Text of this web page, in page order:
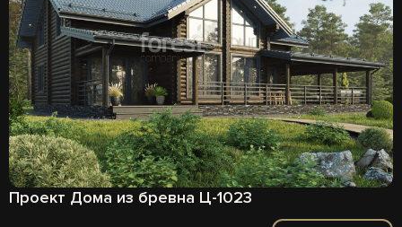
Проект Дома из бревна Ц-1023